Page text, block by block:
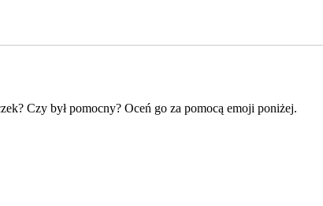
Czy był pomocny? Oceń go za pomocą emoji poniżej.